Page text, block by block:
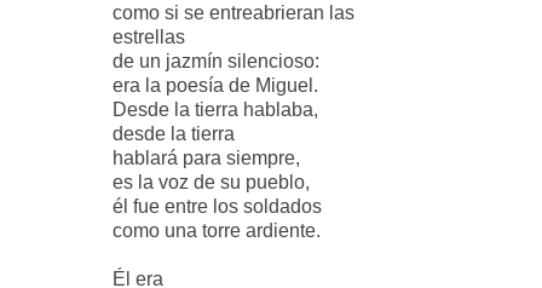
como si se entreabrieran las
estrellas
de un jazmín silencioso:
era la poesía de Miguel.
Desde la tierra hablaba,
desde la tierra
hablará para siempre,
es la voz de su pueblo,
él fue entre los soldados
como una torre ardiente.
Él era